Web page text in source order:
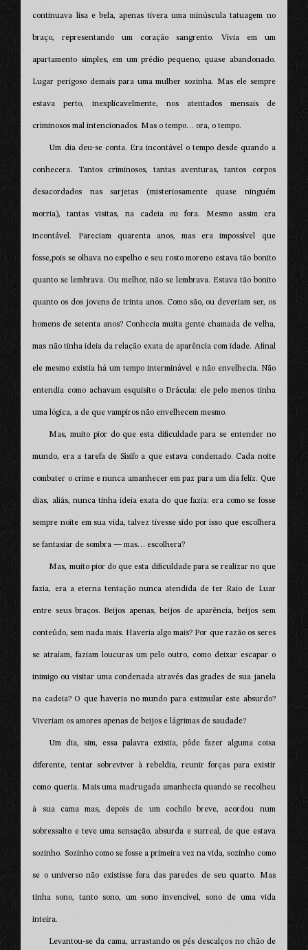
continuava lisa e bela, apenas tivera uma minúscula tatuagem no
braço, representando um coração sangrento. Vivia em um
apartamento simples, em um prédio pequeno, quase abandonado.
Lugar perigoso demais para uma mulher sozinha. Mas ele sempre
estava perto, inexplicavelmente, nos atentados mensais de
criminosos mal intencionados. Mas o tempo… ora, o tempo.
Um dia deu-se conta. Era incontável o tempo desde quando a
conhecera. Tantos criminosos, tantas aventuras, tantos corpos
desacordados nas sarjetas (misteriosamente quase ninguém
morria), tantas visitas, na cadeia ou fora. Mesmo assim era
incontável. Pareciam quarenta anos, mas era impossível que
fosse,pois se olhava no espelho e seu rosto moreno estava tão bonito
quanto se lembrava. Ou melhor, não se lembrava. Estava tão bonito
quanto os dos jovens de trinta anos. Como são, ou deveriam ser, os
homens de setenta anos? Conhecia muita gente chamada de velha,
mas não tinha ideia da relação exata de aparência com idade. Afinal
ele mesmo existia há um tempo interminável e não envelhecia. Não
entendia como achavam esquisito o Drácula: ele pelo menos tinha
uma lógica, a de que vampiros não envelhecem mesmo.
Mas, muito pior do que esta dificuldade para se entender no
mundo, era a tarefa de Sísifo a que estava condenado. Cada noite
combater o crime e nunca amanhecer em paz para um dia feliz. Que
dias, aliás, nunca tinha ideia exata do que fazia: era como se fosse
sempre noite em sua vida, talvez tivesse sido por isso que escolhera
se fantasiar de sombra — mas… escolhera?
Mas, muito pior do que esta dificuldade para se realizar no que
fazia, era a eterna tentação nunca atendida de ter Raio de Luar
entre seus braços. Beijos apenas, beijos de aparência, beijos sem
conteúdo, sem nada mais. Haveria algo mais? Por que razão os seres
se atraíam, faziam loucuras um pelo outro, como deixar escapar o
inimigo ou visitar uma condenada através das grades de sua janela
na cadeia? O que haveria no mundo para estimular este absurdo?
Viveriam os amores apenas de beijos e lágrimas de saudade?
Um dia, sim, essa palavra existia, pôde fazer alguma coisa
diferente, tentar sobreviver à rebeldia, reunir forças para existir
como queria. Mais uma madrugada amanhecia quando se recolheu
à sua cama mas, depois de um cochilo breve, acordou num
sobressalto e teve uma sensação, absurda e surreal, de que estava
sozinho. Sozinho como se fosse a primeira vez na vida, sozinho como
se o universo não existisse fora das paredes de seu quarto. Mas
tinha sono, tanto sono, um sono invencível, sono de uma vida
inteira.
Levantou-se da cama, arrastando os pés descalços no chão de